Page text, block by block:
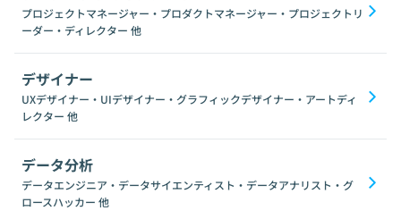
プロジェクトマネージャー・プロダクトマネージャー・プロジェクトリ
ーダー・ディレクター 他
デザイナー
UXデザイナー・UIデザイナー・グラフィックデザイナー・アートディ
レクター 他
データ分析
データエンジニア・データサイエンティスト・データアナリスト・グ
ロースハッカー 他